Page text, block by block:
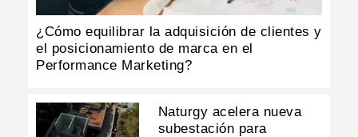
¿Cómo equilibrar la adquisición de clientes y
el posicionamiento de marca en el
Performance Marketing?
Naturgy acelera nueva
subestación para